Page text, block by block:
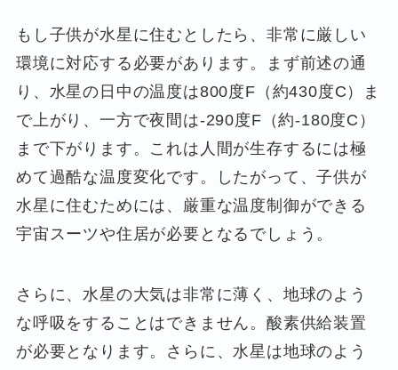
もし子供が水星に住むとしたら、非常に厳しい
環境に対応する必要があります。まず前述の通
り、水星の日中の温度は800度F（約430度C）ま
で上がり、一方で夜間は-290度F（約-180度C）
まで下がります。これは人間が生存するには極
めて過酷な温度変化です。したがって、子供が
水星に住むためには、厳重な温度制御ができる
宇宙スーツや住居が必要となるでしょう。
さらに、水星の大気は非常に薄く、地球のよう
な呼吸をすることはできません。酸素供給装置
が必要となります。さらに、水星は地球のよう